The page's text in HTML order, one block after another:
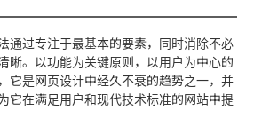
通过专注于最基本的要素，同时消除不必
晰。以功能为关键原则，以用户为中心的
它是网页设计中经久不衰的趋势之一，并
它在满足用户和现代技术标准的网站中提